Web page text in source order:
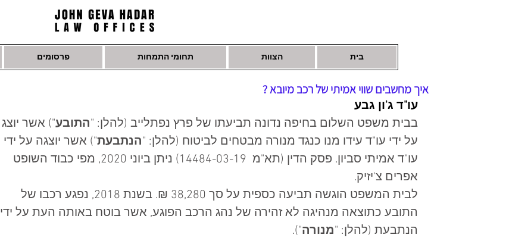
בית הצוות תחומי התמחות פרסומים
איך מחשבים שווי אמיתי של רכב מיובא ?
עו"ד ג'ון גבע
בבית משפט השלום בחיפה נדונה תביעתו של פרץ נפתלייב (להלן: "התובע") אשר יוצג
על ידי עו"ד עידו מנו כנגד מנורה מבטחים לביטוח (להלן: "הנתבעת") אשר יוצגה על ידי
עו"ד אמיתי סביון. פסק הדין (תא"מ  14484-03-19) ניתן ביוני 2020, מפי כבוד השופט
אפרים צ'יזיק.
לבית המשפט הוגשה תביעה כספית על סך 38,280 ₪. בשנת 2018, נפגע רכבו של
התובע כתוצאה מנהיגה לא זהירה של נהג הרכב הפוגע, אשר בוטח באותה העת על ידי
הנתבעת (להלן: "מנורה").